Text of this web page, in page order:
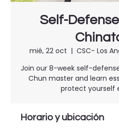
Self-
mié, 22 oct
  |
CSC- Los
Join our 8-week self-
Chun master and learn
protect yourself
Horario y ubicación